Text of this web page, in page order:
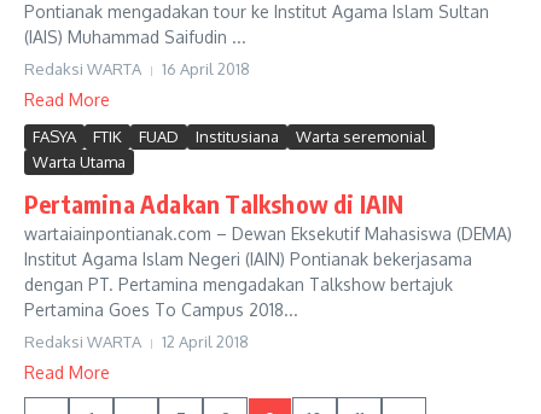
Pontianak mengadakan tour ke Institut Agama Islam Sultan
(IAIS) Muhammad Saifudin ...
Redaksi WARTA 16 April 2018
Read More
FASYA FTIK FUAD Institusiana
Warta seremonial
Warta Utama
Pertamina Adakan Talkshow di IAIN
wartaiainpontianak.com – Dewan Eksekutif Mahasiswa (DEMA)
Institut Agama Islam Negeri (IAIN) Pontianak bekerjasama
dengan PT. Pertamina mengadakan Talkshow bertajuk
Pertamina Goes To Campus 2018...
Redaksi WARTA 12 April 2018
Read More